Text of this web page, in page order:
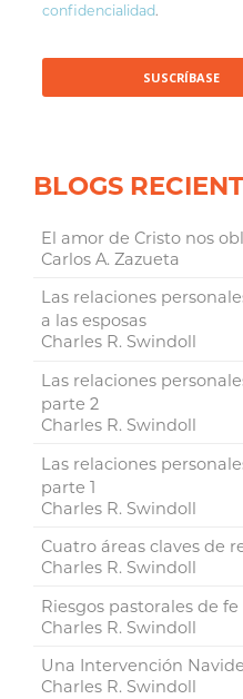
confidencialidad.
BLOGS
El amor de Cristo nos
Carlos A. Zazueta
Las relaciones
a las esposas
Charles R. Swindoll
Las relaciones
parte 2
Charles R. Swindoll
Las relaciones
parte 1
Charles R. Swindoll
Cuatro áreas claves de
Charles R. Swindoll
Riesgos pastorales de fe
Charles R. Swindoll
Una Intervención
Charles R. Swindoll